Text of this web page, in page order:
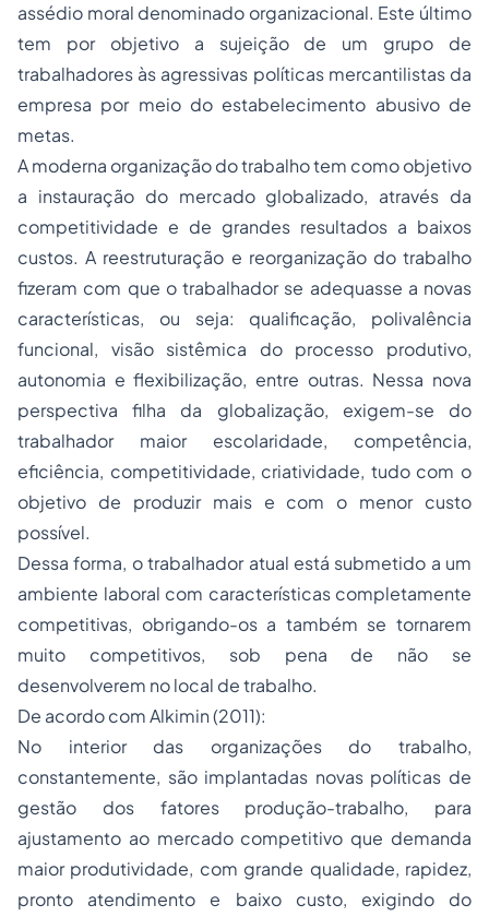
assédio moral denominado organizacional. Este último
tem por objetivo a sujeição de um grupo de
trabalhadores às agressivas políticas mercantilistas da
empresa por meio do estabelecimento abusivo de
metas.
A moderna organização do trabalho tem como objetivo
a instauração do mercado globalizado, através da
competitividade e de grandes resultados a baixos
custos. A reestruturação e reorganização do trabalho
fizeram com que o trabalhador se adequasse a novas
características, ou seja: qualificação, polivalência
funcional, visão sistêmica do processo produtivo,
autonomia e flexibilização, entre outras. Nessa nova
perspectiva filha da globalização, exigem-se do
trabalhador maior escolaridade, competência,
eficiência, competitividade, criatividade, tudo com o
objetivo de produzir mais e com o menor custo
possível.
Dessa forma, o trabalhador atual está submetido a um
ambiente laboral com características completamente
competitivas, obrigando-os a também se tornarem
muito competitivos, sob pena de não se
desenvolverem no local de trabalho.
De acordo com Alkimin (2011):
No interior das organizações do trabalho,
constantemente, são implantadas novas políticas de
gestão dos fatores produção-trabalho, para
ajustamento ao mercado competitivo que demanda
maior produtividade, com grande qualidade, rapidez,
pronto atendimento e baixo custo, exigindo do